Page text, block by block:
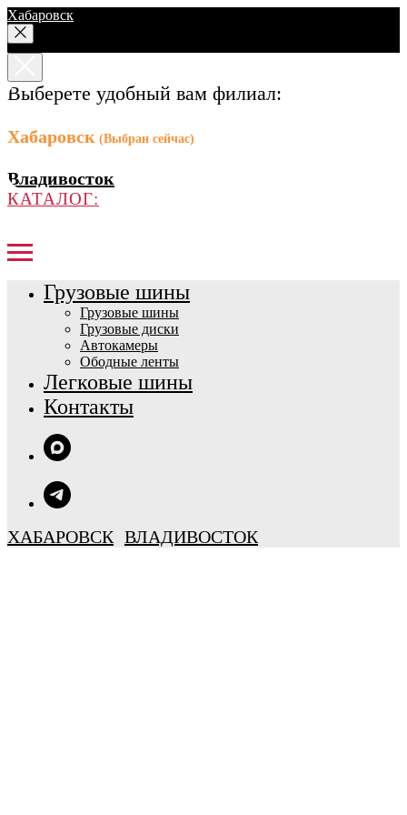
Хабаровск
Выберете удобный вам филиал:
Хабаровск (Выбран сейчас)
Владивосток
КАТАЛОГ:
Грузовые шины
Грузовые шины
Грузовые диски
Автокамеры
Ободные ленты
Легковые шины
Контакты
ХАБАРОВСК ВЛАДИВОСТОК